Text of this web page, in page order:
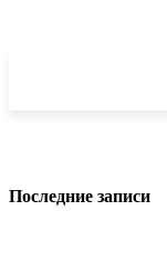
Последние записи